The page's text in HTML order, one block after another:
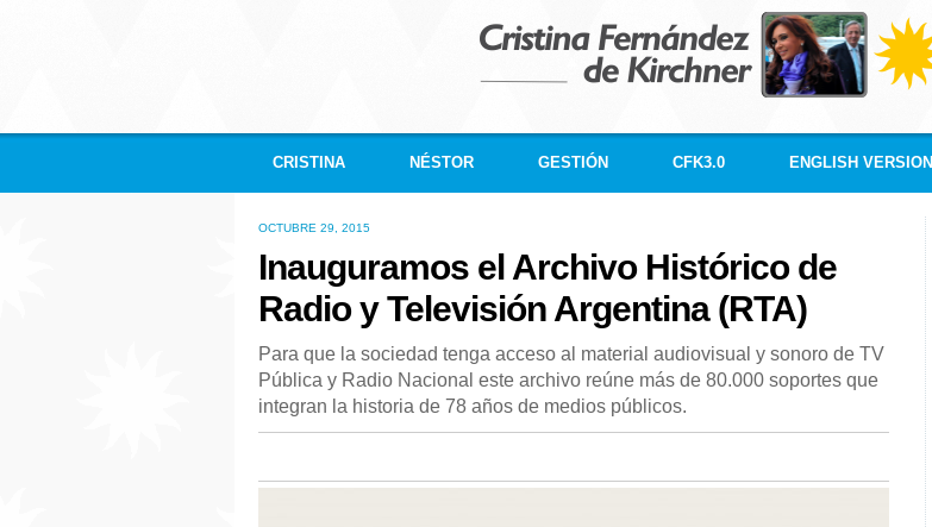
CRISTINA NÉSTOR GESTIÓN CFK3.0 ENGLISH VERSION
OCTUBRE 29, 2015
Inauguramos el Archivo Histórico de
Radio y Televisión Argentina (RTA)
Para que la sociedad tenga acceso al material audiovisual y sonoro de TV
Pública y Radio Nacional este archivo reúne más de 80.000 soportes que
integran la historia de 78 años de medios públicos.